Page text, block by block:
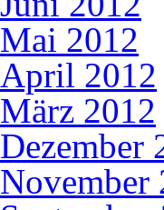
Mai 2012
April 2012
März 2012
Dezember
November